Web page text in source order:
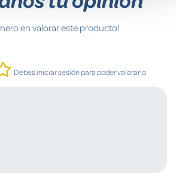
en valorar este producto!
Debes iniciar sesión para poder valorarlo